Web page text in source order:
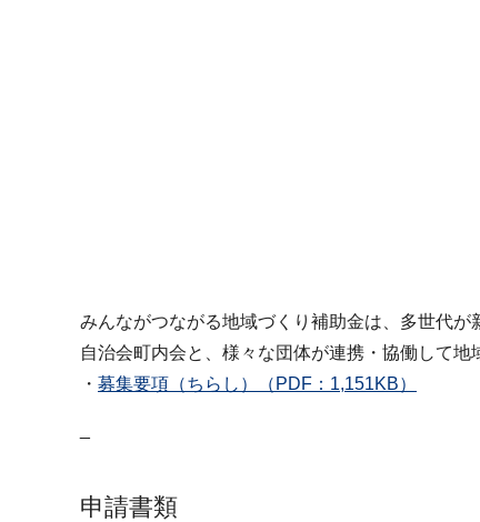
みんながつながる地域づくり補助金は、多世代が
自治会町内会と、様々な団体が連携・協働して地
・ 募集要項（ちらし）（PDF：1,151KB）
申請書類